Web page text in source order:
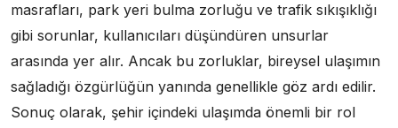
masrafları, park yeri bulma zorluğu ve trafik sıkışıklığı
gibi sorunlar, kullanıcıları düşündüren unsurlar
arasında yer alır. Ancak bu zorluklar, bireysel ulaşımın
sağladığı özgürlüğün yanında genellikle göz ardı edilir.
Sonuç olarak, şehir içindeki ulaşımda önemli bir rol